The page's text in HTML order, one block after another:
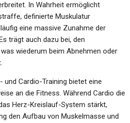
In Wahrheit ermöglicht
definierte Muskulatur
eine massive Zunahme der
trägt auch dazu bei, den
wiederum beim Abnehmen oder
und Cardio-Training bietet eine
an die Fitness. Während Cardio die
Herz-Kreislauf-System stärkt,
den Aufbau von Muskelmasse und